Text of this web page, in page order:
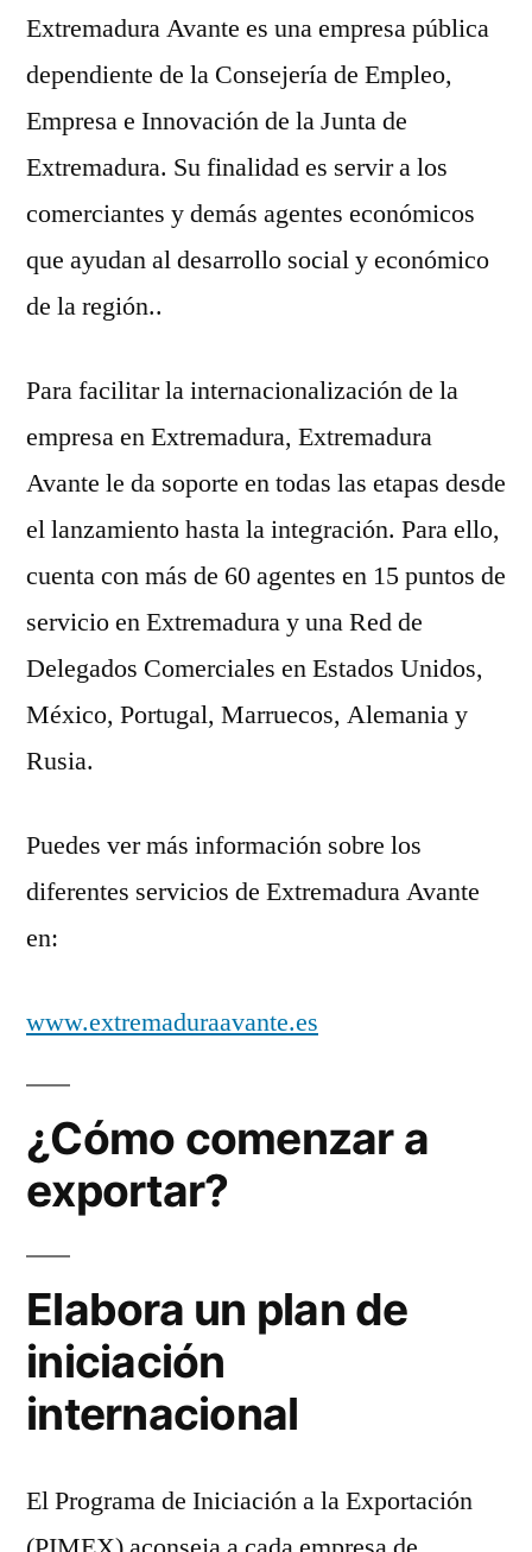
Junta
de
Extremadura Avante es una empresa pública
dependiente de la Consejería de Empleo,
Empresa e Innovación de la Junta de
Extremadura. Su finalidad es servir a los
comerciantes y demás agentes económicos
que ayudan al desarrollo social y económico
de la región..
Para facilitar la internacionalización de la
empresa en Extremadura, Extremadura
Avante le da soporte en todas las etapas desde
el lanzamiento hasta la integración. Para ello,
cuenta con más de 60 agentes en 15 puntos de
servicio en Extremadura y una Red de
Delegados Comerciales en Estados Unidos,
México, Portugal, Marruecos, Alemania y
Rusia.
Puedes ver más información sobre los
diferentes servicios de Extremadura Avante
en:
www.extremaduraavante.es
¿Cómo comenzar a
exportar?
Elabora un plan de
iniciación
internacional
El Programa de Iniciación a la Exportación